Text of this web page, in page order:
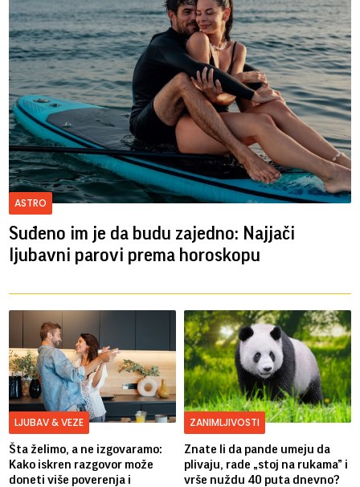
ASTRO
Suđeno im je da budu zajedno: Najjači
ljubavni parovi prema horoskopu
LJUBAV & VEZE
Šta želimo, a ne izgovaramo:
Kako iskren razgovor može
doneti više poverenja i
ZANIMLJIVOSTI
Znate li da pande umeju da
plivaju, rade „stoj na rukama” i
vrše nuždu 40 puta dnevno?